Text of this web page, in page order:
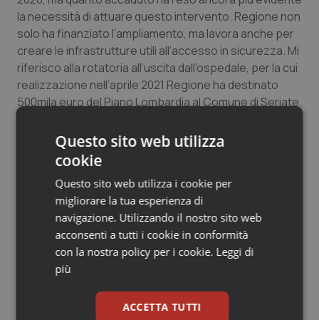
Salute orale & impianti
Sangue & coagulazione
Tiroide
Tumore ovarico
Tumori del Polmone & Testa Collo
Tumori gastrointestinali
Ulcera & Reflusso
la necessità di attuare questo intervento. Regione non
solo ha finanziato l’ampliamento, ma lavora anche per
creare le infrastrutture utili all’accesso in sicurezza. Mi
riferisco alla rotatoria all’uscita dall’ospedale, per la cui
realizzazione nell’aprile 2021 Regione ha destinato
500mila euro del Piano Lombardia al Comune di Seriate.
Comune di Seriate, e condivisa da altre amministrazioni
locali, di realizzare una fermata del treno in prossimità
del Bolognini”.
08 Aprile 2022
© Riproduzione riservata
Questo sito web utilizza
cookie
Questo sito web utilizza i cookie per
migliorare la tua esperienza di
navigazione. Utilizzando il nostro sito web
acconsenti a tutti i cookie in conformità
con la nostra policy per i cookie. Leggi di
più
ACCETTA TUTTI